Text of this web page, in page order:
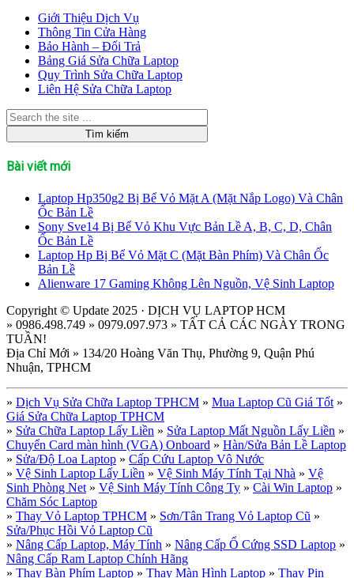
Giới Thiệu Dịch Vụ
Thông Tin Cửa Hàng
Bảo Hành – Đổi Trả
Bảng Giá Sửa Chữa Laptop
Quy Trình Sửa Chữa Laptop
Liên Hệ Sửa Chữa Laptop
Bài viết mới
Laptop Hp350g2 Bị Bể Vỏ Mặt A (Mặt Nắp Logo) Và Chân
Ốc Bản Lề
Sony Sve14 Bị Bể Vỏ Khu Vực Bản Lề A, B, C, D, Chân
Ốc Bản Lề
Laptop Hp Bị Bể Vỏ Mặt C (Mặt Bàn Phím) Và Chân Ốc
Bản Lề
Alienware 17 Gaming Không Lên Nguồn, Vệ Sinh Laptop
Copyright © Update 2025 · DỊCH VỤ LAPTOP HCM
» 0986.498.749 » 0979.097.973 » TẤT CẢ CÁC NGÀY TRONG
TUẦN!
Địa Chỉ Mới » 134/20 Hoàng Văn Thụ, Phường 9, Quận Phú
Nhuận, TPHCM
» Dịch Vụ Sửa Chữa Laptop TPHCM » Mua Laptop Cũ Giá Tốt »
Giá Sửa Chữa Laptop TPHCM
» Sửa Chữa Laptop Lấy Liền » Sửa Laptop Mất Nguồn Lấy Liền »
Chuyển Card màn hình (VGA) Onboard » Hàn/Sửa Bản Lề Laptop
» Sửa/Độ Loa Laptop » Cấp Cứu Laptop Vô Nước
» Vệ Sinh Laptop Lấy Liền » Vệ Sinh Máy Tính Tại Nhà » Vệ
Sinh Phòng Net » Vệ Sinh Máy Tính Công Ty » Cài Win Laptop »
Chăm Sóc Laptop
» Thay Vỏ Laptop TPHCM » Sơn/Tân Trang Vỏ Laptop Cũ »
Sửa/Phục Hồi Vỏ Laptop Cũ
» Nâng Cấp Laptop, Máy Tính » Nâng Cấp Ổ Cứng SSD Laptop »
Nâng Cấp Ram Laptop Chính Hãng
» Thay Bàn Phím Laptop » Thay Màn Hình Laptop » Thay Pin